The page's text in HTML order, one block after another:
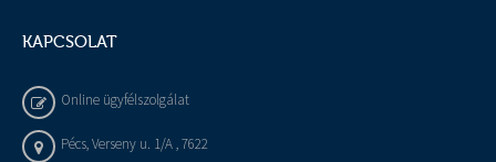
KAPCSOLAT
Online ügyfélszolgálat
Pécs, Verseny u. 1/A , 7622